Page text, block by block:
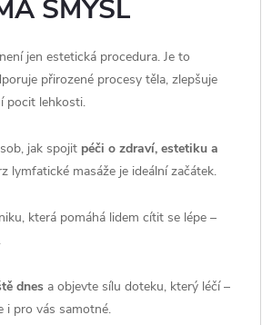
SMYSL
jen estetická procedura. Je to
přirozené procesy těla, zlepšuje
pocit lehkosti.
jak spojit péči o zdraví, estetiku a
lymfatické masáže je ideální začátek.
která pomáhá lidem cítit se lépe –
dnes a objevte sílu doteku, který léčí –
i pro vás samotné.